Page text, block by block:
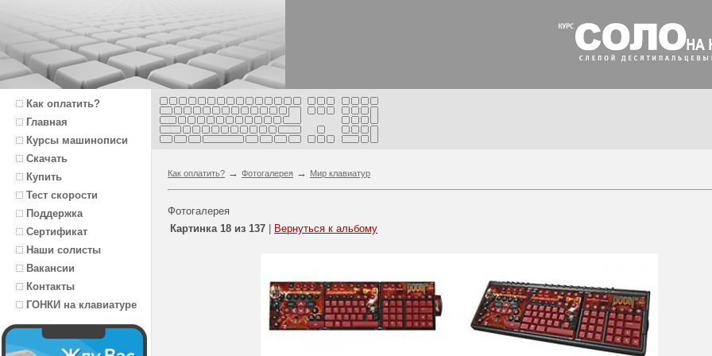
Как оплатить?
Главная
Курсы машинописи
Скачать
Купить
Тест скорости
Поддержка
Сертификат
Наши солисты
Вакансии
Контакты
ГОНКИ на клавиатуре
Как оплатить? → Фотогалерея → Мир клавиатур
Фотогалерея
Картинка 18 из 137 | Вернуться к альбому